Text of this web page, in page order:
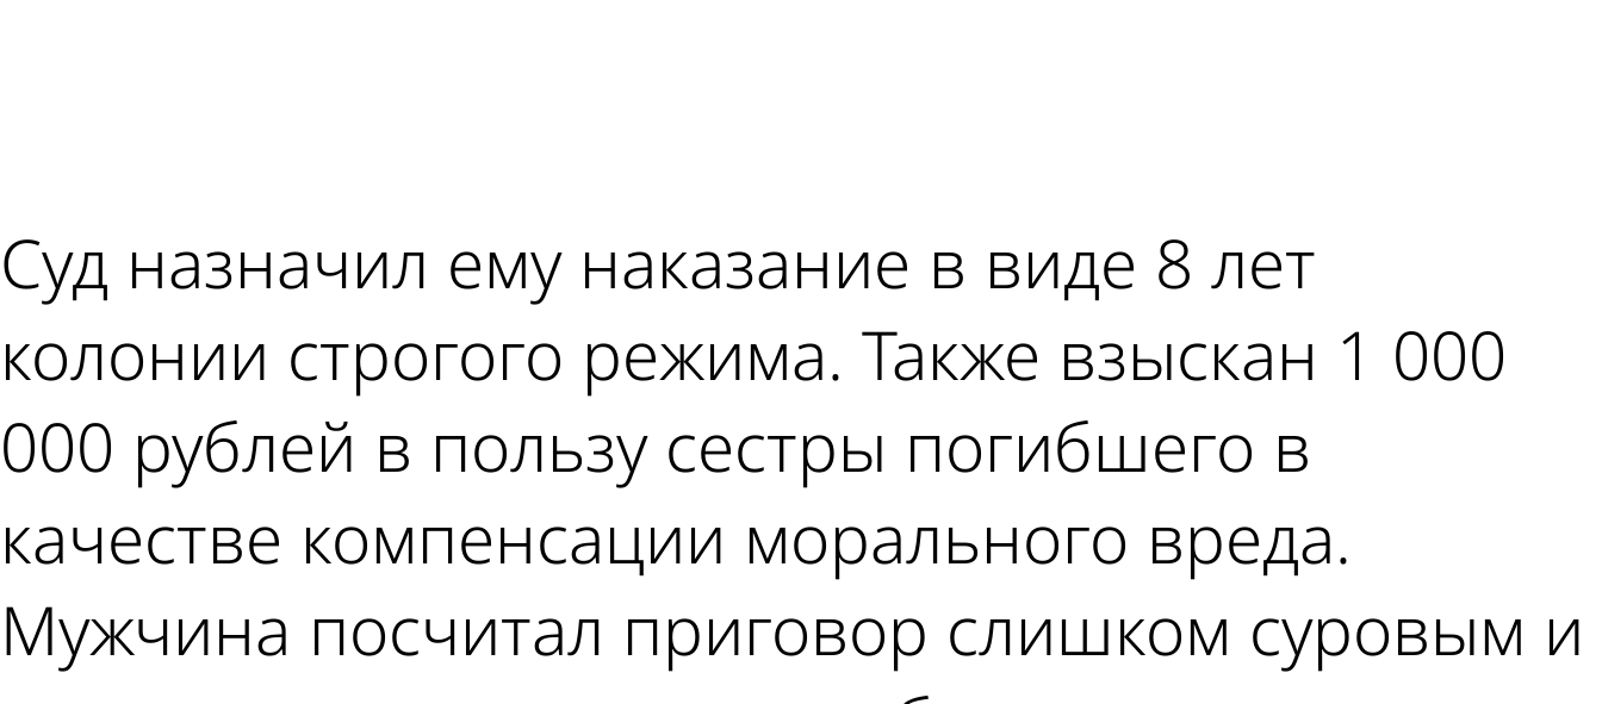
Суд назначил ему наказание в виде 8 лет
колонии строгого режима. Также взыскан 1 000
000 рублей в пользу сестры погибшего в
качестве компенсации морального вреда.
Мужчина посчитал приговор слишком суровым и